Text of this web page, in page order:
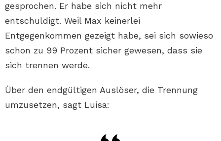
gesprochen. Er habe sich nicht mehr
entschuldigt. Weil Max keinerlei
Entgegenkommen gezeigt habe, sei sich sowieso
schon zu 99 Prozent sicher gewesen, dass sie
sich trennen werde.
Über den endgültigen Auslöser, die Trennung
umzusetzen, sagt Luisa: